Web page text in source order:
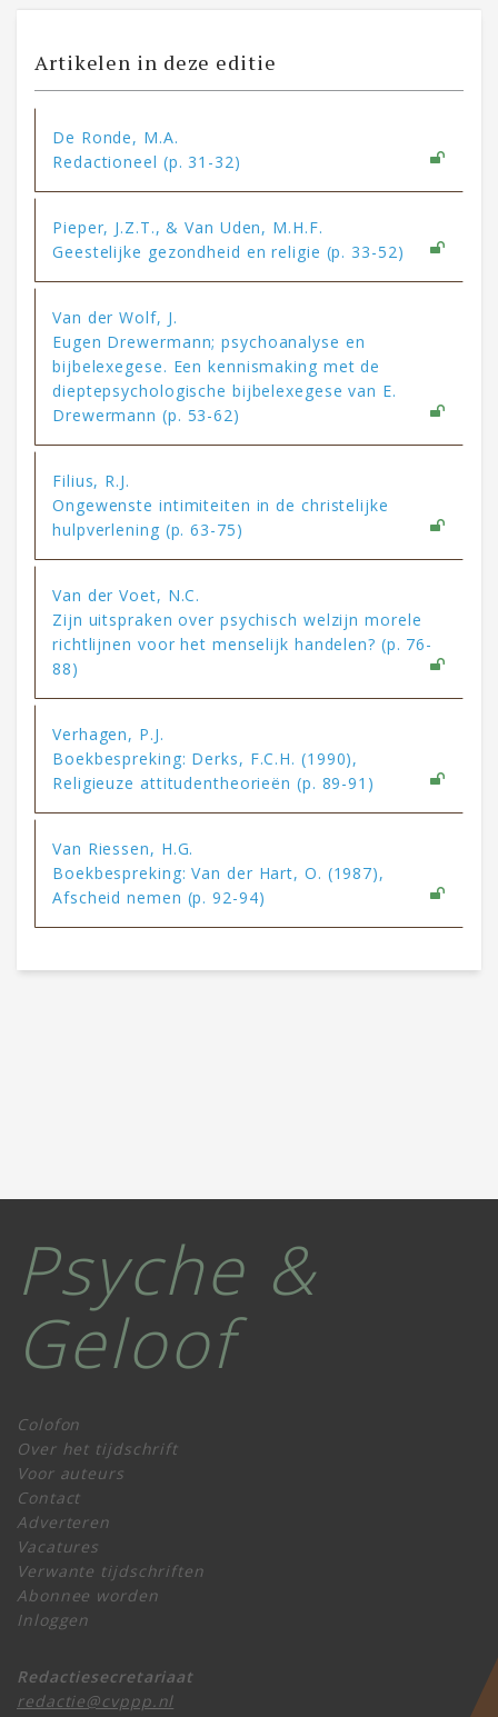
Artikelen in deze editie
De Ronde, M.A.
Redactioneel (p. 31-32)
Pieper, J.Z.T., & Van Uden, M.H.F.
Geestelijke gezondheid en religie (p. 33-52)
Van der Wolf, J.
Eugen Drewermann; psychoanalyse en
bijbelexegese. Een kennismaking met de
dieptepsychologische bijbelexegese van E.
Drewermann (p. 53-62)
Filius, R.J.
Ongewenste intimiteiten in de christelijke
hulpverlening (p. 63-75)
Van der Voet, N.C.
Zijn uitspraken over psychisch welzijn morele
richtlijnen voor het menselijk handelen? (p. 76-
88)
Verhagen, P.J.
Boekbespreking: Derks, F.C.H. (1990),
Religieuze attitudentheorieën (p. 89-91)
Van Riessen, H.G.
Boekbespreking: Van der Hart, O. (1987),
Afscheid nemen (p. 92-94)
Psyche &
Geloof
Colofon
Over het tijdschrift
Voor auteurs
Contact
Adverteren
Vacatures
Verwante tijdschriften
Abonnee worden
Inloggen
Redactiesecretariaat
redactie@cvppp.nl